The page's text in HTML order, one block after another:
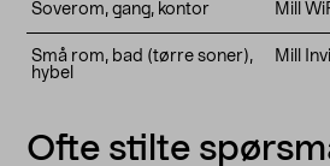
Soverom, gang, kontor Mill
Små rom, bad (tørre soner),
hybel
Mill
Ofte stilte